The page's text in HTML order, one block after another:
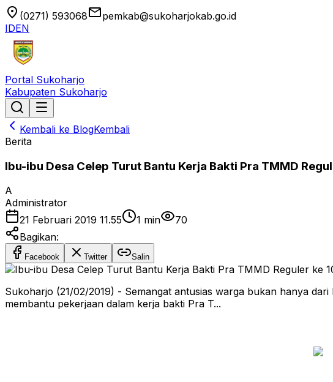
location_on (0271) 593068emailpemkab@sukoharjokab.go.id
IDEN
Portal Sukoharjo
Kabupaten Sukoharjo
Kembali ke BlogKembali
Berita
Ibu-ibu Desa Celep Turut Bantu Kerja Bakti Pra TMMD
A
Administrator
21 Februari 2019 11.55
1 min
70
Bagikan:
Facebook Twitter Salin
Sukoharjo (21/02/2019) - Semangat antusias warga bukan hanya
membantu pekerjaan dalam kerja bakti Pra T...